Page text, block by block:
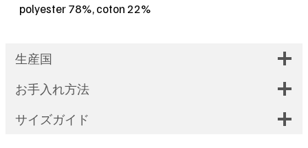
leaf
polyester 78%, coton 22%
生産国
お手入れ方法
サイズガイド